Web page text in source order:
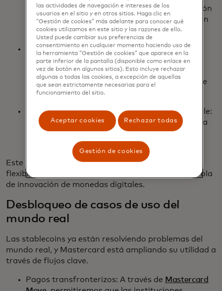
activación/desactivación de pagos, la liquidación
a comercios y la emisión de tarjetas basadas en
stablecoins.
PYUSD a través de PayPal: Sobre la base de
nuestra asociación de larga data, PayPal y
Mastercard están trabajando juntos para
impulsar futuras capacidades de liquidación de
red con PYUSD.
Soporte continuo para USDC emitido por Circle:
Nuestro soporte continuo de USDC se presta a
más integraciones a medida que evoluciona el
Este enfoque de múltiples monedas garantiza
flexibilidad, alcance y preparación para la próxima ola
de innovación de monedas digitales.
Desbloqueo de casos de uso del
mundo real
Las stablecoins ya están resolviendo problemas del
mundo real, y Mastercard está ampliando su utilidad a
través de flujos clave.
Pagos transfronterizos: A través de Mastercard
las actividades de navegación e intereses de los
usuarios en el sitio y en otros sitios. Haga clic en
“Gestión de cookies” más adelante para conocer qué
cookies utilizamos en este sitio y las razones de ello.
Usted puede cambiar sus preferencias de
consentimiento en cualquier momento haciendo uso de
la herramienta “Gestión de cookies” que aparece en la
parte inferior de la pantalla (disponible como enlace en
vez de botón en algunos sitios). Esto incluye rechazar
algunas o todas las cookies, a excepción de aquellas
que sean estrictamente necesarias para el
funcionamiento del sitio.
Aceptar cookies Rechazar todas
Gestión de cookies